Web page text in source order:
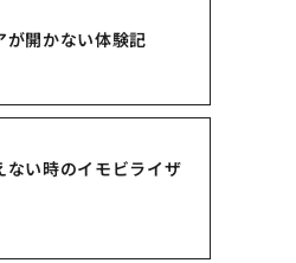
が開かない体験記
ない時のイモビライザ